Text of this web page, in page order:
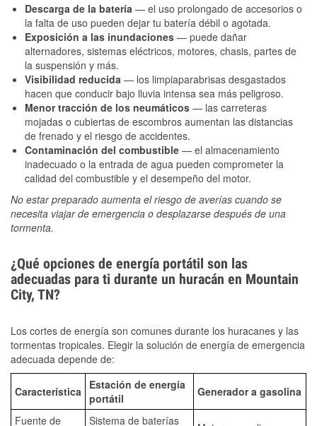
Descarga de la batería — el uso prolongado de accesorios o
la falta de uso pueden dejar tu batería débil o agotada.
Exposición a las inundaciones — puede dañar
alternadores, sistemas eléctricos, motores, chasis, partes de
la suspensión y más.
Visibilidad reducida — los limpiaparabrisas desgastados
hacen que conducir bajo lluvia intensa sea más peligroso.
Menor tracción de los neumáticos — las carreteras
mojadas o cubiertas de escombros aumentan las distancias
de frenado y el riesgo de accidentes.
Contaminación del combustible — el almacenamiento
inadecuado o la entrada de agua pueden comprometer la
calidad del combustible y el desempeño del motor.
No estar preparado aumenta el riesgo de averías cuando se
necesita viajar de emergencia o desplazarse después de una
tormenta.
¿Qué opciones de energía portátil son las
adecuadas para ti durante un huracán en Mountain
City, TN?
Los cortes de energía son comunes durante los huracanes y las
tormentas tropicales. Elegir la solución de energía de emergencia
adecuada depende de:
Característica
Estación de energía
portátil
Generador a gasolina
Fuente de Sistema de baterías